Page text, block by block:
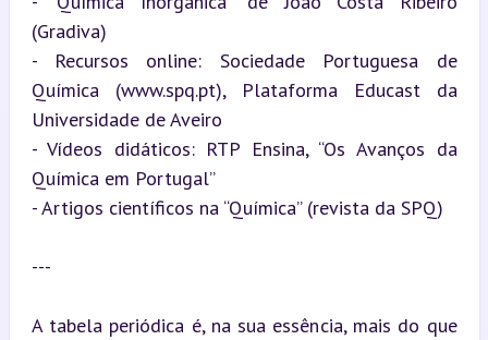
(Gradiva)
- Recursos online: Sociedade Portuguesa de
Química (www.spq.pt), Plataforma Educast da
Universidade de Aveiro
- Vídeos didáticos: RTP Ensina, “Os Avanços da
Química em Portugal”
- Artigos científicos na “Química” (revista da SPQ)
---
A tabela periódica é, na sua essência, mais do que